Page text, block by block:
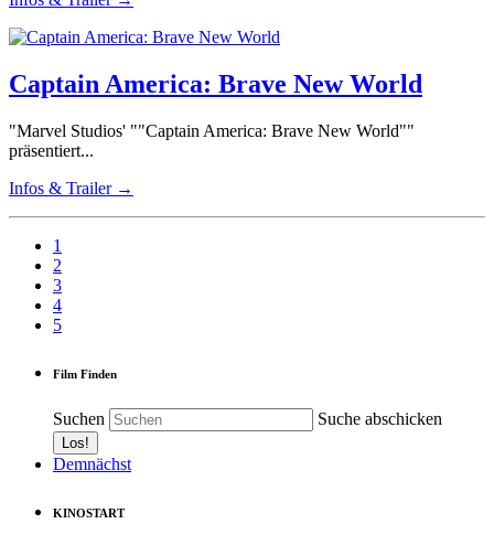
Captain America: Brave New World
"Marvel Studios' ""Captain America: Brave New World""
präsentiert...
Infos & Trailer →
1
2
3
4
5
Film Finden
Suchen Suche abschicken
Demnächst
KINOSTART